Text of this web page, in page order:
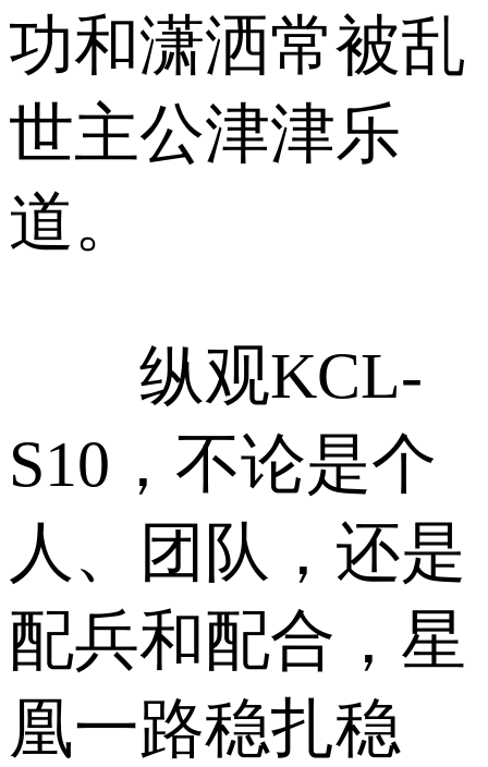
功和潇洒常被乱
世主公津津乐
道。
纵观KCL-
S10，不论是个
人、团队，还是
配兵和配合，星
凰一路稳扎稳